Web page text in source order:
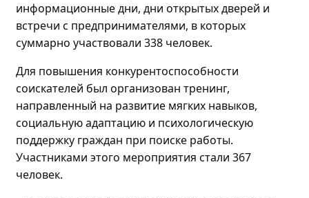
информационные дни, дни открытых дверей и
встречи с предпринимателями, в которых
суммарно участвовали 338 человек.
Для повышения конкурентоспособности
соискателей был организован тренинг,
направленный на развитие мягких навыков,
социальную адаптацию и психологическую
поддержку граждан при поиске работы.
Участниками этого мероприятия стали 367
человек.